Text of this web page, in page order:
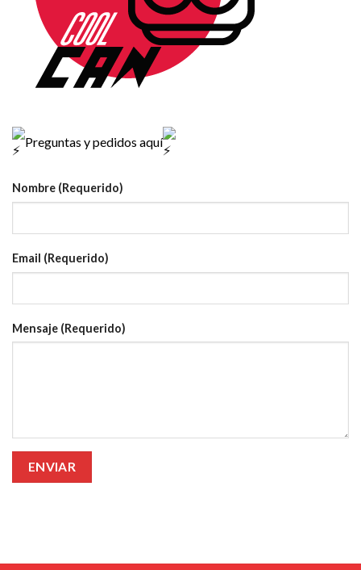
Preguntas y pedidos aquí
Nombre (Requerido)
Email (Requerido)
Mensaje (Requerido)